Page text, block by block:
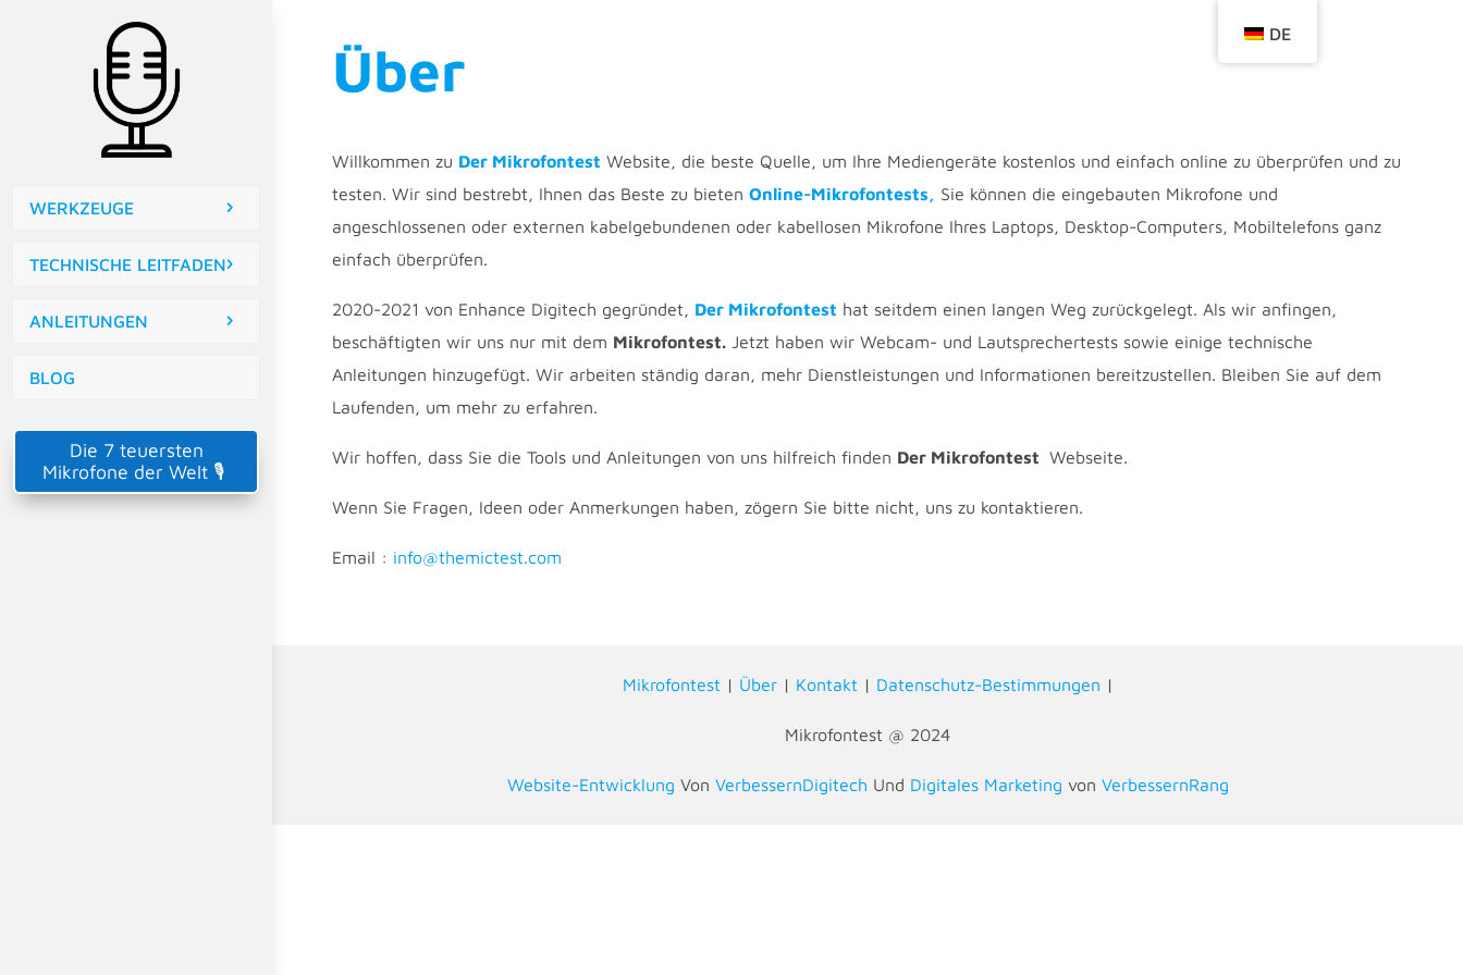
WERKZEUGE
TECHNISCHE LEITFADEN
ANLEITUNGEN
BLOG
Die 7 teuersten
Mikrofone der Welt 🎙️
Über
Willkommen zu Der Mikrofontest Website, die beste Quelle, um Ihre Mediengeräte kostenlos und einfach online zu überprüfen und zu
testen. Wir sind bestrebt, Ihnen das Beste zu bieten Online-Mikrofontests, Sie können die eingebauten Mikrofone und
angeschlossenen oder externen kabelgebundenen oder kabellosen Mikrofone Ihres Laptops, Desktop-Computers, Mobiltelefons ganz
einfach überprüfen.
2020-2021 von Enhance Digitech gegründet, Der Mikrofontest hat seitdem einen langen Weg zurückgelegt. Als wir anfingen,
beschäftigten wir uns nur mit dem Mikrofontest.Jetzt haben wir Webcam- und Lautsprechertests sowie einige technische
Anleitungen hinzugefügt. Wir arbeiten ständig daran, mehr Dienstleistungen und Informationen bereitzustellen. Bleiben Sie auf dem
Laufenden, um mehr zu erfahren.
Wir hoffen, dass Sie die Tools und Anleitungen von uns hilfreich finden Der Mikrofontest Webseite.
Wenn Sie Fragen, Ideen oder Anmerkungen haben, zögern Sie bitte nicht, uns zu kontaktieren.
Email : info@themictest.com
Mikrofontest | Über| Kontakt | Datenschutz-Bestimmungen |
Mikrofontest @ 2024
Website-Entwicklung Von VerbessernDigitech Und Digitales Marketing von VerbessernRang
DE